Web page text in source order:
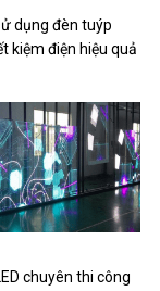
dụng đèn tuýp
kiệm điện hiệu quả
chuyên thi công